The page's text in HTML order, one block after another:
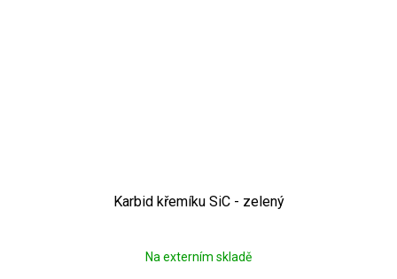
Karbid křemíku SiC - zelený
Na externím skladě